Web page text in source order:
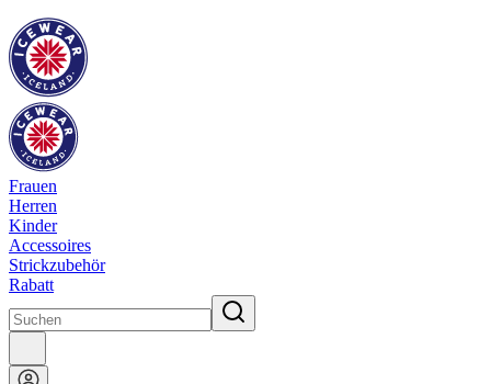
Frauen
Herren
Kinder
Accessoires
Strickzubehör
Rabatt